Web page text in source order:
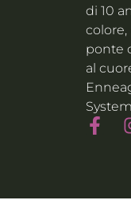
di 10
ponte
al